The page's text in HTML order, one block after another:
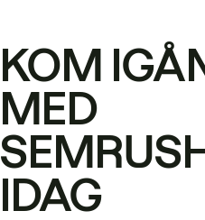
KOM
MED
IDAG